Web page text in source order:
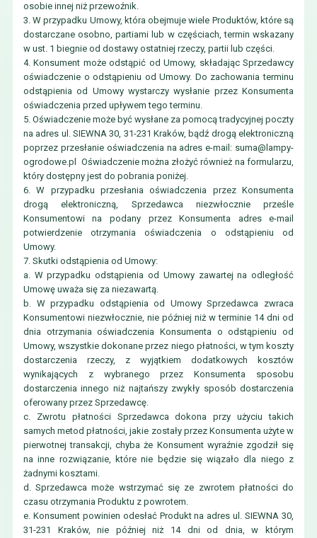
osobie innej niż przewoźnik.
3. W przypadku Umowy, która obejmuje wiele Produktów, które są
dostarczane osobno, partiami lub w częściach, termin wskazany
w ust. 1 biegnie od dostawy ostatniej rzeczy, partii lub części.
4. Konsument może odstąpić od Umowy, składając Sprzedawcy
oświadczenie o odstąpieniu od Umowy. Do zachowania terminu
odstąpienia od Umowy wystarczy wysłanie przez Konsumenta
oświadczenia przed upływem tego terminu.
5. Oświadczenie może być wysłane za pomocą tradycyjnej poczty
na adres ul. SIEWNA 30, 31-231 Kraków, bądź drogą elektroniczną
poprzez przesłanie oświadczenia na adres e-mail: suma@lampy-
ogrodowe.pl
Oświadczenie można złożyć również na formularzu,
który dostępny jest do pobrania poniżej.
6. W przypadku przesłania oświadczenia przez Konsumenta
drogą elektroniczną, Sprzedawca niezwłocznie prześle
Konsumentowi na podany przez Konsumenta adres e-mail
potwierdzenie otrzymania oświadczenia o odstąpieniu od
Umowy.
7. Skutki odstąpienia od Umowy:
a. W przypadku odstąpienia od Umowy zawartej na odległość
Umowę uważa się za niezawartą.
b. W przypadku odstąpienia od Umowy Sprzedawca zwraca
Konsumentowi niezwłocznie, nie później niż w terminie 14 dni od
dnia otrzymania oświadczenia Konsumenta o odstąpieniu od
Umowy, wszystkie dokonane przez niego płatności, w tym koszty
dostarczenia rzeczy, z wyjątkiem dodatkowych kosztów
wynikających z wybranego przez Konsumenta sposobu
dostarczenia innego niż najtańszy zwykły sposób dostarczenia
oferowany przez Sprzedawcę.
c. Zwrotu płatności Sprzedawca dokona przy użyciu takich
samych metod płatności, jakie zostały przez Konsumenta użyte w
pierwotnej transakcji, chyba że Konsument wyraźnie zgodził się
na inne rozwiązanie, które nie będzie się wiązało dla niego z
żadnymi kosztami.
d. Sprzedawca może wstrzymać się ze zwrotem płatności do
czasu otrzymania Produktu z powrotem.
e. Konsument powinien odesłać Produkt na adres ul. SIEWNA 30,
31-231 Kraków, nie później niż 14 dni od dnia, w którym